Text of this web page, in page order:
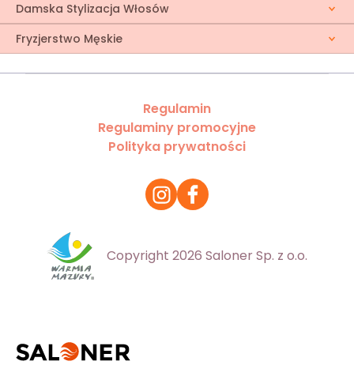
Damska Stylizacja Włosów
Fryzjerstwo Męskie
Regulamin
Regulaminy promocyjne
Polityka prywatności
Copyright 2026 Saloner Sp. z o.o.